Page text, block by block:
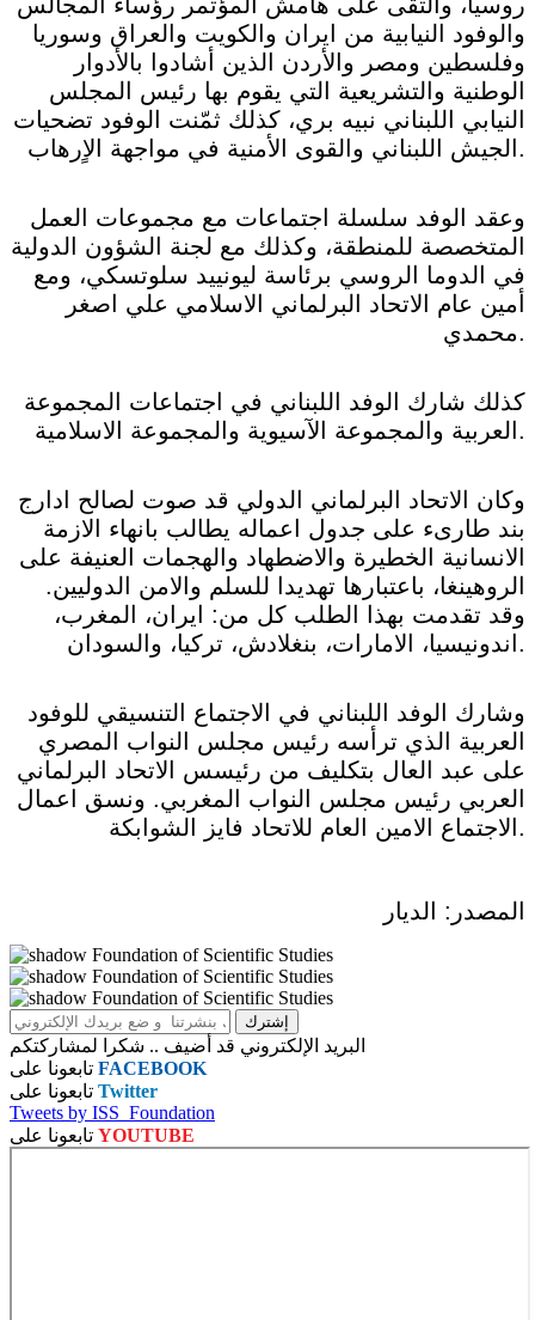
والوفود النيابية من ايران والكويت والعراق وسوريا
وفلسطين ومصر والأردن الذين أشادوا بالأدوار
الوطنية والتشريعية التي يقوم بها رئيس المجلس
النيابي اللبناني نبيه بري، كذلك ثمّنت الوفود تضحيات
الجيش اللبناني والقوى الأمنية في مواجهة الاٍرهاب.
وعقد الوفد سلسلة اجتماعات مع مجموعات العمل
المتخصصة للمنطقة، وكذلك مع لجنة الشؤون الدولية
في الدوما الروسي برئاسة ليونييد سلوتسكي، ومع
أمين عام الاتحاد البرلماني الاسلامي علي اصغر
محمدي.
كذلك شارك الوفد اللبناني في اجتماعات المجموعة
العربية والمجموعة الآسيوية والمجموعة الاسلامية.
وكان الاتحاد البرلماني الدولي قد صوت لصالح ادارج
بند طارىء على جدول اعماله يطالب بانهاء الازمة
الانسانية الخطيرة والاضطهاد والهجمات العنيفة على
الروهينغا، باعتبارها تهديدا للسلم والامن الدوليين.
وقد تقدمت بهذا الطلب كل من: ايران، المغرب،
اندونيسيا، الامارات، بنغلادش، تركيا، والسودان.
وشارك الوفد اللبناني في الاجتماع التنسيقي للوفود
العربية الذي ترأسه رئيس مجلس النواب المصري
على عبد العال بتكليف من رئيسس الاتحاد البرلماني
العربي رئيس مجلس النواب المغربي. ونسق اعمال
الاجتماع الامين العام للاتحاد فايز الشوابكة.
المصدر: الديار
البريد الإلكتروني قد أضيف .. شكرا لمشاركتكم
FACEBOOK
Twitter
Tweets by ISS_Foundation
YOUTUBE